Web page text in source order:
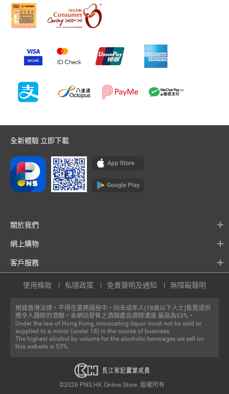
全新體驗 立即下載
關於我們
網上購物
客戶服務
根據香港法律，不得在業務過程中，向未成年人(18歲以下人士)售賣或供
應令人醺醉的酒類。本網站發售之酒類產品酒精濃度 最高為53%。
Under the law of Hong Kong, intoxicating liquor must not be sold or
supplied to a minor (under 18) in the course of business.
The highest alcohol by volume for the alcoholic beverages we sell on
this website is 53%.
©2026 PNS.HK Online Store. 版權所有
使用條款 私隱政策 免責聲明及通知 無障礙聲明